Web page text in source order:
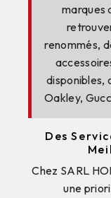
marques
renommés,
disponibles,
Oakley,
Des
Chez SARL
une